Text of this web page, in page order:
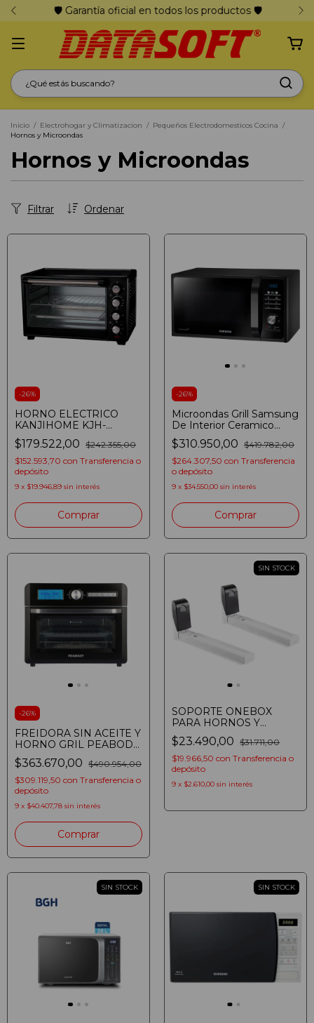
🛡️ Garantía oficial en todos los productos 🛡️
Inicio / Electrohogar y Climatizacion / Pequeños Electrodomesticos Cocina /
Hornos y Microondas
Hornos y Microondas
Ordenar
Filtrar
-26%
HORNO ELECTRICO
KANJIHOME KJH-
HE400012000RC 40
LITROS CONVECCION
SPIEDO 2000W NEGRO
$179.522,00 $242.355,00
$152.593,70 con Transferencia o
depósito
9 x $19.946,89 sin interés
-26%
Microondas Grill Samsung
De Interior Ceramico
Mg23f3k3tak 23l Negro
$310.950,00 $419.782,00
$264.307,50 con Transferencia
o depósito
9 x $34.550,00 sin interés
-26%
FREIDORA SIN ACEITE Y
HORNO GRIL PEABODY
PE-HDM15N 15LTS 1550W
DIGITAL NEGRO
(7798373230164)
$363.670,00 $490.954,00
$309.119,50 con Transferencia o
depósito
9 x $40.407,78 sin interés
SIN STOCK
SOPORTE ONEBOX
PARA HORNOS Y
MICROONDAS OB-
SMP30
$23.490,00 $31.711,00
$19.966,50 con Transferencia o
depósito
9 x $2.610,00 sin interés
SIN STOCK SIN STOCK